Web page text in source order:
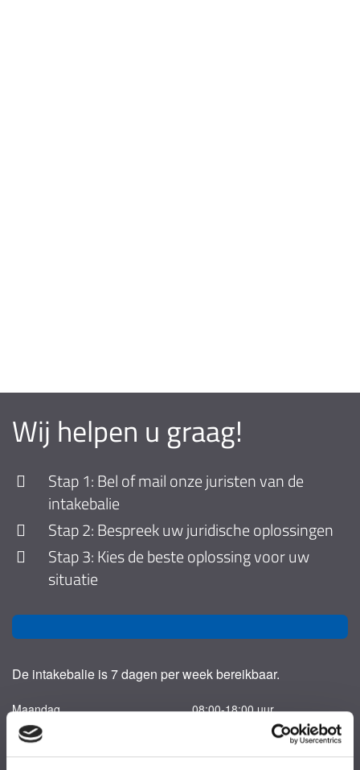
Wij helpen u graag!
Stap 1: Bel of mail onze juristen van de
intakebalie
Stap 2: Bespreek uw juridische oplossingen
Stap 3: Kies de beste oplossing voor uw
situatie
De intakebalie is 7 dagen per week bereikbaar.
Maandag
Dinsdag
Woensdag
Donderdag
08:00-18:00 uur
08:00-18:00 uur
08:00-18:00 uur
08:00-18:00 uur